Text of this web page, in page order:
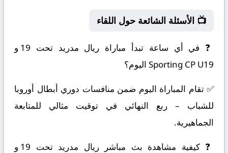
📺 الأسئلة الشائعة حول اللقاء
❓ في أي ساعة تبدأ مباراة ريال مدريد تحت 19 و
Sporting CP U19 اليوم؟
✅ تقام المباراة اليوم ضمن منافسات دوري أبطال أوروبا
للشباب – ربع النهائي في توقيت مثالي للمتابعة
الجماهيرية.
❓ كيفية مشاهدة بث مباشر ريال مدريد تحت 19 و